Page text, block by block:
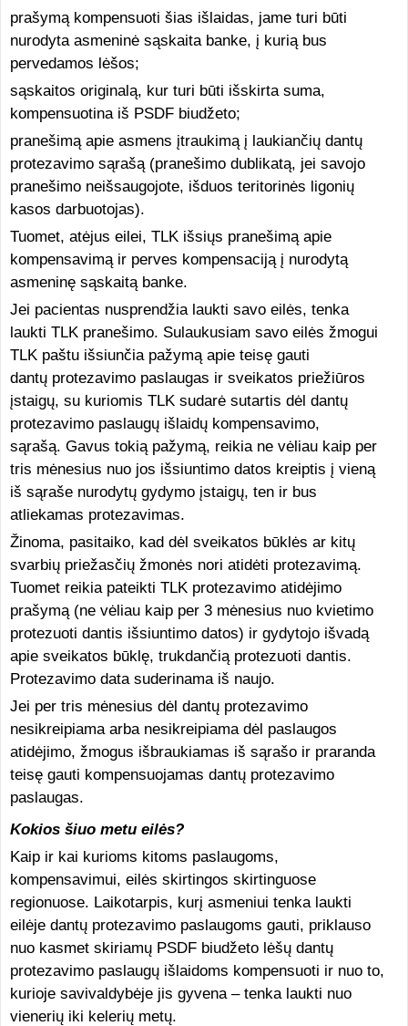
prašymą kompensuoti šias išlaidas, jame turi būti
nurodyta asmeninė sąskaita banke, į kurią bus
pervedamos lėšos;
sąskaitos originalą, kur turi būti išskirta suma,
kompensuotina iš PSDF biudžeto;
pranešimą apie asmens įtraukimą į laukiančių dantų
protezavimo sąrašą (pranešimo dublikatą, jei savojo
pranešimo neišsaugojote, išduos teritorinės ligonių
kasos darbuotojas).
Tuomet, atėjus eilei, TLK išsiųs pranešimą apie
kompensavimą ir perves kompensaciją į nurodytą
asmeninę sąskaitą banke.
Jei pacientas nusprendžia laukti savo eilės, tenka
laukti TLK pranešimo. Sulaukusiam savo eilės žmogui
TLK paštu išsiunčia pažymą apie teisę gauti
dantų protezavimo paslaugas ir sveikatos priežiūros
įstaigų, su kuriomis TLK sudarė sutartis dėl dantų
protezavimo paslaugų išlaidų kompensavimo,
sąrašą. Gavus tokią pažymą, reikia ne vėliau kaip per
tris mėnesius nuo jos išsiuntimo datos kreiptis į vieną
iš sąraše nurodytų gydymo įstaigų, ten ir bus
atliekamas protezavimas.
Žinoma, pasitaiko, kad dėl sveikatos būklės ar kitų
svarbių priežasčių žmonės nori atidėti protezavimą.
Tuomet reikia pateikti TLK protezavimo atidėjimo
prašymą (ne vėliau kaip per 3 mėnesius nuo kvietimo
protezuoti dantis išsiuntimo datos) ir gydytojo išvadą
apie sveikatos būklę, trukdančią protezuoti dantis.
Protezavimo data suderinama iš naujo.
Jei per tris mėnesius dėl dantų protezavimo
nesikreipiama arba nesikreipiama dėl paslaugos
atidėjimo, žmogus išbraukiamas iš sąrašo ir praranda
teisę gauti kompensuojamas dantų protezavimo
paslaugas.
Kokios šiuo metu eilės?
Kaip ir kai kurioms kitoms paslaugoms,
kompensavimui, eilės skirtingos skirtinguose
regionuose. Laikotarpis, kurį asmeniui tenka laukti
eilėje dantų protezavimo paslaugoms gauti, priklauso
nuo kasmet skiriamų PSDF biudžeto lėšų dantų
protezavimo paslaugų išlaidoms kompensuoti ir nuo to,
kurioje savivaldybėje jis gyvena – tenka laukti nuo
vienerių iki kelerių metų.